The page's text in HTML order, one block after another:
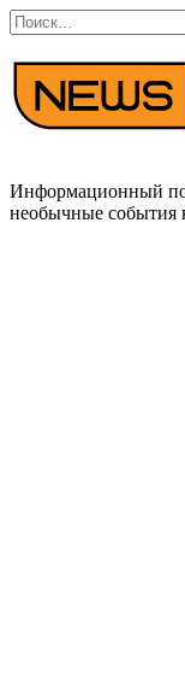
Перейти
к
содержанию
Search
for:
Информационный
необычные события